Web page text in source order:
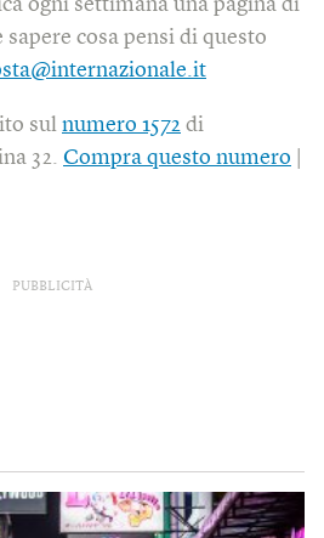
ogni settimana una pagina di
cosa pensi di questo
sul numero 1572 di
32. Compra questo numero
PUBBLICITÀ